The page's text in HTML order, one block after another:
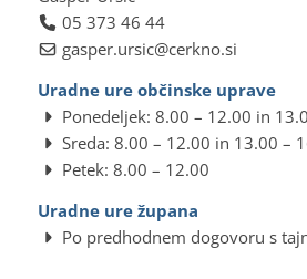
05 373 46 44
gasper.ursic@cerkno.si
Uradne ure občinske uprave
Ponedeljek: 8.00 – 12.00 in
Sreda: 8.00 – 12.00 in 13.00 –
Petek: 8.00 – 12.00
Uradne ure župana
Po predhodnem dogovoru s